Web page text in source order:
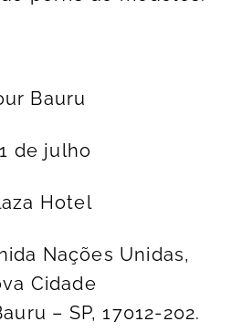
Bauru
de julho
Hotel
Nações Unidas,
Cidade
– SP, 17012-202.